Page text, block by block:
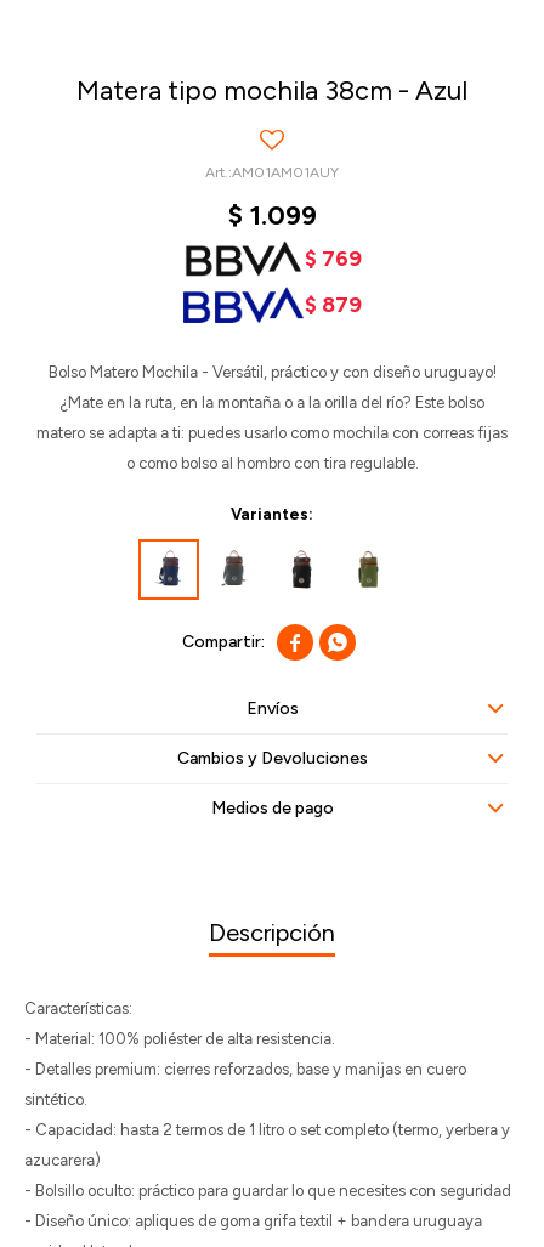
Matera tipo mochila 38cm - Azul
AM01AM01AUY
$ 1.099
$ 769
$ 879
Bolso Matero Mochila - Versátil, práctico y con diseño uruguayo!
¿Mate en la ruta, en la montaña o a la orilla del río? Este bolso
matero se adapta a ti: puedes usarlo como mochila con correas fijas
o como bolso al hombro con tira regulable.
Variantes:
 
Envíos
Cambios y Devoluciones
Medios de pago
Descripción
Características:
- Material: 100% poliéster de alta resistencia.
- Detalles premium: cierres reforzados, base y manijas en cuero
sintético.
- Capacidad: hasta 2 termos de 1 litro o set completo (termo, yerbera y
azucarera)
- Bolsillo oculto: práctico para guardar lo que necesites con seguridad
- Diseño único: apliques de goma grifa textil + bandera uruguaya